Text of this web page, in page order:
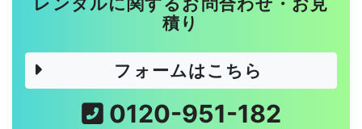
積り
フォームはこちら
0120-951-182